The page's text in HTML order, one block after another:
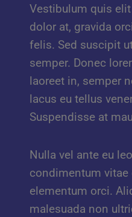
Vestibulum quis
dolor at, gravida
felis. Sed suscipit
semper. Donec
laoreet in, semper
lacus eu tellus
Suspendisse at
Nulla vel ante eu
condimentum
elementum orci.
malesuada non